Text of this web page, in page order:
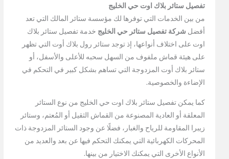
تفصيل ستائر بلاك اوت حي الخليج
من بين الخدمات التي توفرها لك مؤسسة ستائر المالك التي تعد
أفضل شركة تفصيل ستائر حي الخليج خدمة تفصيل ستائر بلاك
اوت على اختلاف أنواعها، إذ توجد ستائر رول بلاك أوت التي تظهر
على هيئة قماش ملفوف من السهل سحبه للأعلى والأسفل، أو
ستائر بلاك أوت المزدوجة التي تساهم بشكل كبير في التحكم في
الإضاءة والخصوصية.
كما يمكن تفصيل ستائر بلاك اوت حي الخليج من نوع الستائر
المعلقة أو العادية المصنوعة من القماش الثقيل أو المُعتم، وستائر
زيبرا المقاومة للرياح والغبار، فضلًا عن وجود الستائر المزدوجة ذات
المحركات الكهربائية التي يمكنك التحكم فيها عن بعد والعديد من
الأنواع الأخرى التي يمكنك الاختيار من بينها.